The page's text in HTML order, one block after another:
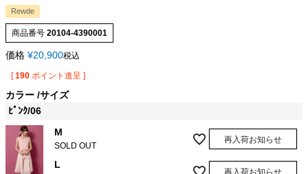
Rewde
商品番号 20104-4390001
価格 ¥20,900税込
[ 190 ポイント進呈 ]
カラー サイズ
ﾋﾟﾝｸ/06
M
SOLD OUT
再入荷お知らせ
L
再入荷お知らせ